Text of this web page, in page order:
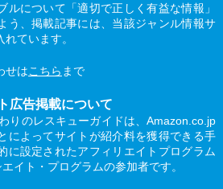
ルについて「適切で正しく有益な情報」
う、掲載記事には、当該ジャンル情報サ
ています。
せはこちら まで
広告掲載について
りのレスキューガイドは、Amazon.co.jp
によってサイトが紹介料を獲得できる手
に設定されたアフィリエイトプログラム
イト・プログラムの参加者です。